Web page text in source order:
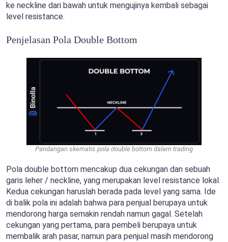
ke neckline dari bawah untuk mengujinya kembali sebagai
level resistance.
Penjelasan Pola Double Bottom
Pandangan skematis pola double bottom dalam trading
Pola double bottom mencakup dua cekungan dan sebuah
garis leher / neckline, yang merupakan level resistance lokal.
Kedua cekungan haruslah berada pada level yang sama. Ide
di balik pola ini adalah bahwa para penjual berupaya untuk
mendorong harga semakin rendah namun gagal. Setelah
cekungan yang pertama, para pembeli berupaya untuk
membalik arah pasar, namun para penjual masih mendorong